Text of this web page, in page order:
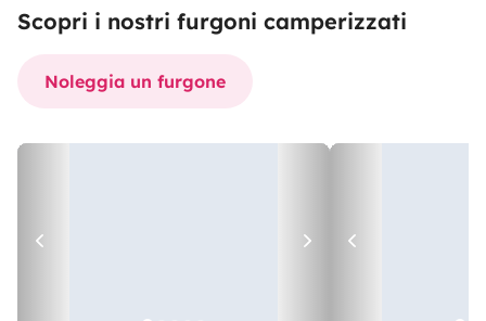
Scopri i nostri furgoni camperizzati
Noleggia un furgone